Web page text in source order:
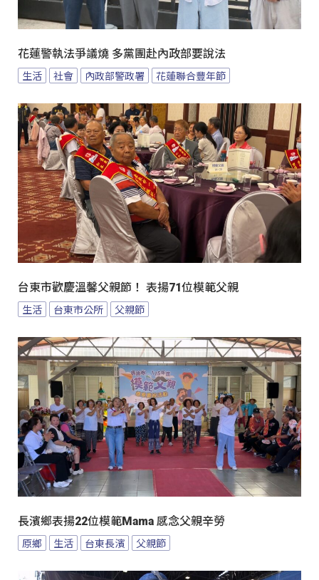
花蓮警執法爭議燒 多黨團赴內政部要說法
生活 社會 內政部警政署 花蓮聯合豐年節
台東市歡慶溫馨父親節！ 表揚71位模範父親
生活 台東市公所 父親節
長濱鄉表揚22位模範Mama 感念父親辛勞
原鄉 生活 台東長濱 父親節